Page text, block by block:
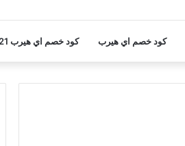
كود خصم اي هيرب كود خصم اي هيرب 2021